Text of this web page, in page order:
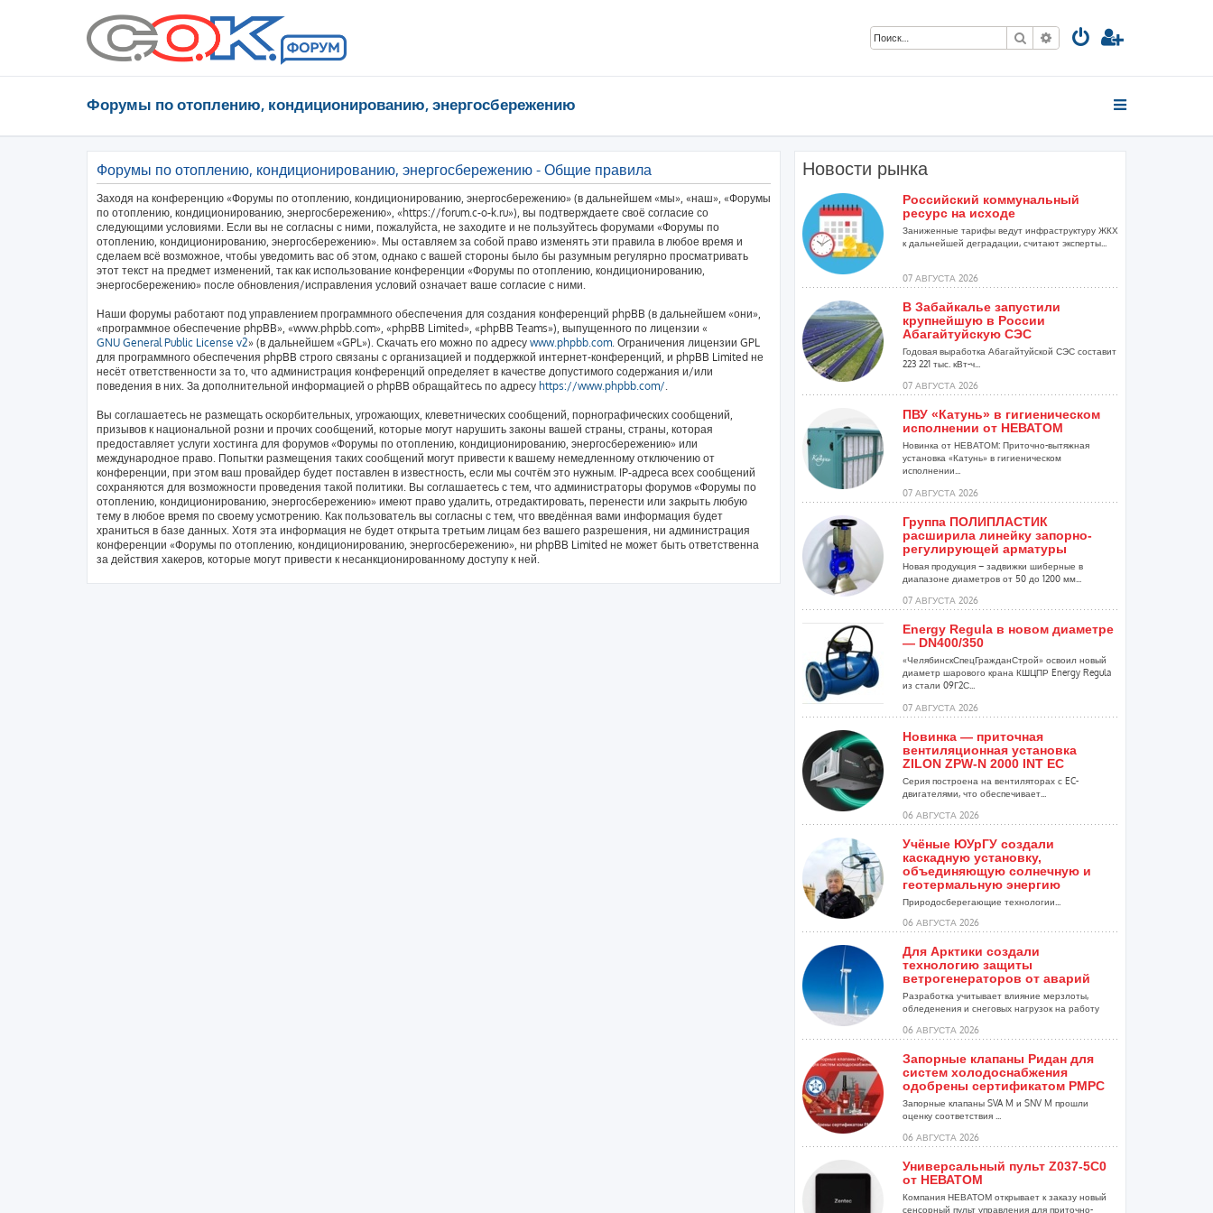
Поиск Расширенный поиск
Форумы по отоплению, кондиционированию, энергосбережению
Форумы по отоплению, кондиционированию, энергосбережению - Общие правила
Заходя на конференцию «Форумы по отоплению, кондиционированию, энергосбережению» (в дальнейшем «мы», «наш», «Форумы
по отоплению, кондиционированию, энергосбережению», «https://forum.c-o-k.ru»), вы подтверждаете своё согласие со
следующими условиями. Если вы не согласны с ними, пожалуйста, не заходите и не пользуйтесь форумами «Форумы по
отоплению, кондиционированию, энергосбережению». Мы оставляем за собой право изменять эти правила в любое время и
сделаем всё возможное, чтобы уведомить вас об этом, однако с вашей стороны было бы разумным регулярно просматривать
этот текст на предмет изменений, так как использование конференции «Форумы по отоплению, кондиционированию,
энергосбережению» после обновления/исправления условий означает ваше согласие с ними.
Наши форумы работают под управлением программного обеспечения для создания конференций phpBB (в дальнейшем «они»,
«программное обеспечение phpBB», «www.phpbb.com», «phpBB Limited», «phpBB Teams»), выпущенного по лицензии «
GNU General Public License v2» (в дальнейшем «GPL»). Скачать его можно по адресу www.phpbb.com. Ограничения лицензии GPL
для программного обеспечения phpBB строго связаны с организацией и поддержкой интернет-конференций, и phpBB Limited не
несёт ответственности за то, что администрация конференций определяет в качестве допустимого содержания и/или
поведения в них. За дополнительной информацией о phpBB обращайтесь по адресу https://www.phpbb.com/.
Вы соглашаетесь не размещать оскорбительных, угрожающих, клеветнических сообщений, порнографических сообщений,
призывов к национальной розни и прочих сообщений, которые могут нарушить законы вашей страны, страны, которая
предоставляет услуги хостинга для форумов «Форумы по отоплению, кондиционированию, энергосбережению» или
международное право. Попытки размещения таких сообщений могут привести к вашему немедленному отключению от
конференции, при этом ваш провайдер будет поставлен в известность, если мы сочтём это нужным. IP-адреса всех сообщений
сохраняются для возможности проведения такой политики. Вы соглашаетесь с тем, что администраторы форумов «Форумы по
отоплению, кондиционированию, энергосбережению» имеют право удалить, отредактировать, перенести или закрыть любую
тему в любое время по своему усмотрению. Как пользователь вы согласны с тем, что введённая вами информация будет
храниться в базе данных. Хотя эта информация не будет открыта третьим лицам без вашего разрешения, ни администрация
конференции «Форумы по отоплению, кондиционированию, энергосбережению», ни phpBB Limited не может быть ответственна
за действия хакеров, которые могут привести к несанкционированному доступу к ней.
Новости рынка
Российский коммунальный
ресурс на исходе
Заниженные тарифы ведут инфраструктуру ЖКХ
к дальнейшей деградации, считают эксперты...
07 АВГУСТА 2026
В Забайкалье запустили
крупнейшую в России
Абагайтуйскую СЭС
Годовая выработка Абагайтуйской СЭС составит
223 221 тыс. кВт-ч...
07 АВГУСТА 2026
ПВУ «Катунь» в гигиеническом
исполнении от НЕВАТОМ
Новинка от НЕВАТОМ: Приточно-вытяжная
установка «Катунь» в гигиеническом
исполнении...
07 АВГУСТА 2026
Группа ПОЛИПЛАСТИК
расширила линейку запорно-
регулирующей арматуры
Новая продукция – задвижки шиберные в
диапазоне диаметров от 50 до 1200 мм...
07 АВГУСТА 2026
Energy Regula в новом диаметре
— DN400/350
«ЧелябинскСпецГражданСтрой» освоил новый
диаметр шарового крана КШЦПР Energy Regula
из стали 09Г2С...
07 АВГУСТА 2026
Новинка — приточная
вентиляционная установка
ZILON ZPW-N 2000 INT EC
Серия построена на вентиляторах с EC-
двигателями, что обеспечивает...
06 АВГУСТА 2026
Учёные ЮУрГУ создали
каскадную установку,
объединяющую солнечную и
геотермальную энергию
Природосберегающие технологии...
06 АВГУСТА 2026
Для Арктики создали
технологию защиты
ветрогенераторов от аварий
Разработка учитывает влияние мерзлоты,
обледенения и снеговых нагрузок на работу
06 АВГУСТА 2026
Запорные клапаны Ридан для
систем холодоснабжения
одобрены сертификатом РМРС
Запорные клапаны SVA M и SNV M прошли
оценку соответствия ...
06 АВГУСТА 2026
Универсальный пульт Z037-5C0
от НЕВАТОМ
Компания НЕВАТОМ открывает к заказу новый
сенсорный пульт управления для приточно-